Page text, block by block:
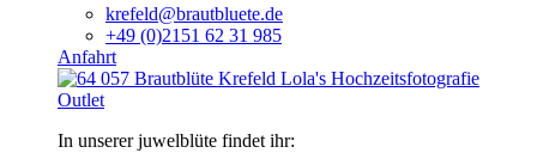
krefeld@brautbluete.de
+49 (0)2151 62 31 985
Anfahrt
Outlet
In unserer juwelblüte findet ihr: